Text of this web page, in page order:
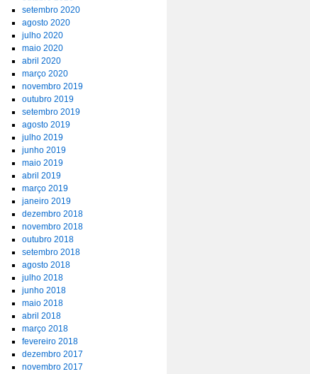
setembro 2020
agosto 2020
julho 2020
maio 2020
abril 2020
março 2020
novembro 2019
outubro 2019
setembro 2019
agosto 2019
julho 2019
junho 2019
maio 2019
abril 2019
março 2019
janeiro 2019
dezembro 2018
novembro 2018
outubro 2018
setembro 2018
agosto 2018
julho 2018
junho 2018
maio 2018
abril 2018
março 2018
fevereiro 2018
dezembro 2017
novembro 2017